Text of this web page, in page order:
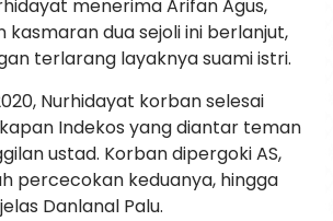
menerima Arifan Agus,
kasmaran dua sejoli ini berlanjut,
terlarang layaknya suami istri.
Nurhidayat korban selesai
Indekos yang diantar teman
ustad. Korban dipergoki AS,
percecokan keduanya, hingga
Danlanal Palu.